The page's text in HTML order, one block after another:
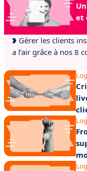
et
Gérer les clients
a l’air grâce à nos 8